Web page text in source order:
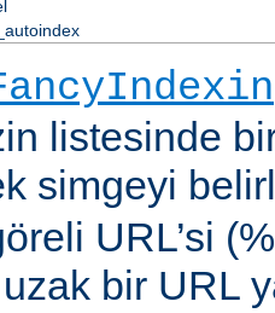
listesinde
simgeyi
URL’si
bir URL